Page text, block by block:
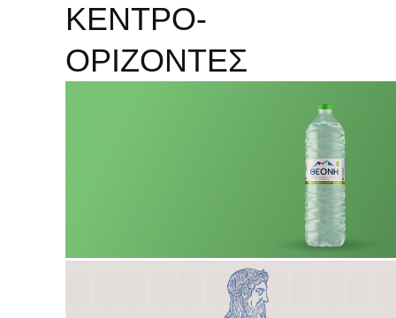
ΚΕΝΤΡΟ-
ΟΡΙΖΟΝΤΕΣ